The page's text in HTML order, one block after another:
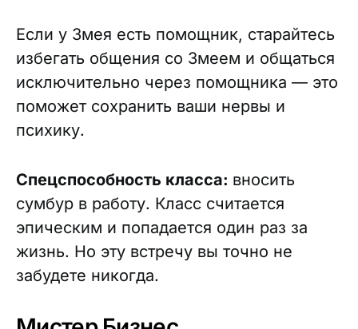
Если у Змея есть помощник, старайтесь
избегать общения со Змеем и общаться
исключительно через помощника — это
поможет сохранить ваши нервы и
психику.
Спецспособность класса: вносить
сумбур в работу. Класс считается
эпическим и попадается один раз за
жизнь. Но эту встречу вы точно не
забудете никогда.